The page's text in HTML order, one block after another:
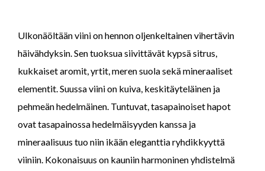
Ulkonäöltään viini on hennon oljenkeltainen vihertävin
häivähdyksin. Sen tuoksua siivittävät kypsä sitrus,
kukkaiset aromit, yrtit, meren suola sekä mineraaliset
elementit. Suussa viini on kuiva, keskitäyteläinen ja
pehmeän hedelmäinen. Tuntuvat, tasapainoiset hapot
ovat tasapainossa hedelmäisyyden kanssa ja
mineraalisuus tuo niin ikään eleganttia ryhdikkyyttä
viiniin. Kokonaisuus on kauniin harmoninen yhdistelmä